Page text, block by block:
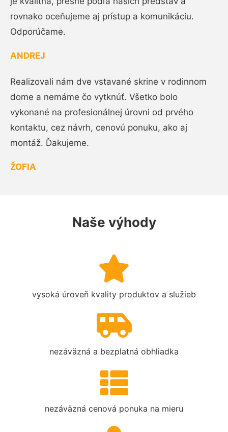
rovnako oceňujeme aj prístup a komunikáciu.
Odporúčame.
ANDREJ
Realizovali nám dve vstavané skrine v rodinnom
dome a nemáme čo vytknúť. Všetko bolo
vykonané na profesionálnej úrovni od prvého
kontaktu, cez návrh, cenovú ponuku, ako aj
montáž. Ďakujeme.
ŽOFIA
Naše výhody
vysoká úroveň kvality produktov a služieb
nezáväzná a bezplatná obhliadka
nezáväzná cenová ponuka na mieru